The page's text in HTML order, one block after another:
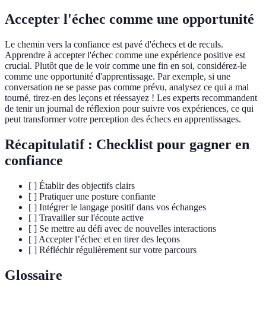
Accepter l'échec comme une opportunité
Le chemin vers la confiance est pavé d'échecs et de reculs.
Apprendre à accepter l'échec comme une expérience positive est
crucial. Plutôt que de le voir comme une fin en soi, considérez-le
comme une opportunité d'apprentissage. Par exemple, si une
conversation ne se passe pas comme prévu, analysez ce qui a mal
tourné, tirez-en des leçons et réessayez ! Les experts recommandent
de tenir un journal de réflexion pour suivre vos expériences, ce qui
peut transformer votre perception des échecs en apprentissages.
Récapitulatif : Checklist pour gagner en
confiance
[ ] Établir des objectifs clairs
[ ] Pratiquer une posture confiante
[ ] Intégrer le langage positif dans vos échanges
[ ] Travailler sur l'écoute active
[ ] Se mettre au défi avec de nouvelles interactions
[ ] Accepter l’échec et en tirer des leçons
[ ] Réfléchir régulièrement sur votre parcours
Glossaire